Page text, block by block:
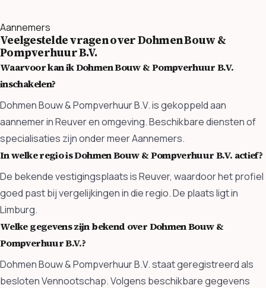
Aannemers
Veelgestelde vragen over Dohmen Bouw &
Pompverhuur B.V.
Waarvoor kan ik Dohmen Bouw & Pompverhuur B.V.
inschakelen?
Dohmen Bouw & Pompverhuur B.V. is gekoppeld aan
aannemer in Reuver en omgeving. Beschikbare diensten of
specialisaties zijn onder meer Aannemers.
In welke regio is Dohmen Bouw & Pompverhuur B.V. actief?
De bekende vestigingsplaats is Reuver, waardoor het profiel
goed past bij vergelijkingen in die regio. De plaats ligt in
Limburg.
Welke gegevens zijn bekend over Dohmen Bouw &
Pompverhuur B.V.?
Dohmen Bouw & Pompverhuur B.V. staat geregistreerd als
besloten Vennootschap. Volgens beschikbare gegevens